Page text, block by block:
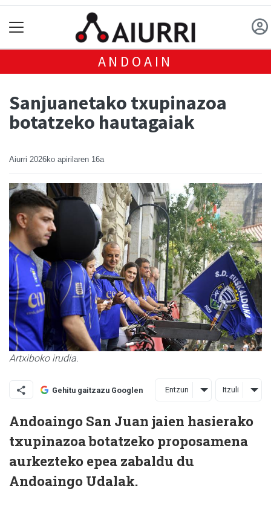
ANDOAIN
Sanjuanetako txupinazoa
botatzeko hautagaiak
Aiurri 2026ko apirilaren 16a
Artxiboko irudia.
Gehitu gaitzazu Googlen Entzun Itzuli
Andoaingo San Juan jaien hasierako
txupinazoa botatzeko proposamena
aurkezteko epea zabaldu du
Andoaingo Udalak.